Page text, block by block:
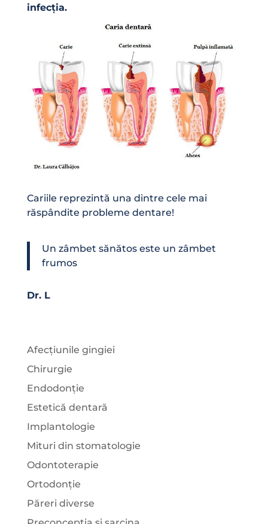
infecția.
Cariile reprezintă una dintre cele mai
răspândite probleme dentare!
Un zâmbet sănătos este un zâmbet
frumos
Dr. L
Afecțiunile gingiei
Chirurgie
Endodonție
Estetică dentară
Implantologie
Mituri din stomatologie
Odontoterapie
Ortodonție
Păreri diverse